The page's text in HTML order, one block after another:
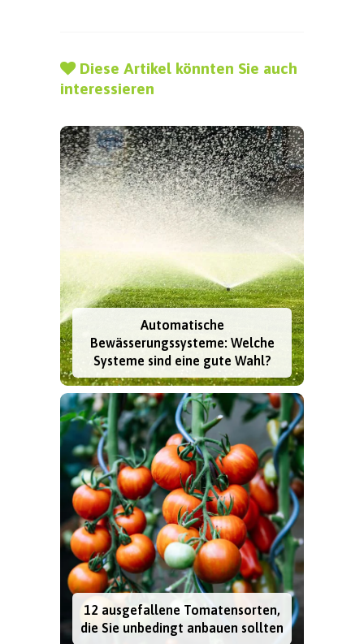
Diese Artikel könnten Sie auch
interessieren
Automatische
Bewässerungssysteme: Welche
Systeme sind eine gute Wahl?
12 ausgefallene Tomatensorten,
die Sie unbedingt anbauen sollten